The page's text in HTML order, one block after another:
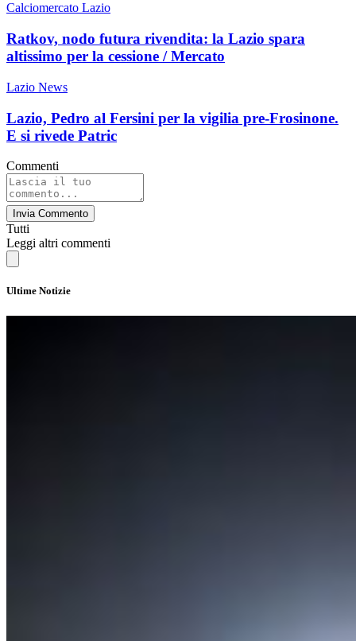
Calciomercato Lazio
Ratkov, nodo futura rivendita: la Lazio spara
altissimo per la cessione / Mercato
Lazio News
Lazio, Pedro al Fersini per la vigilia pre-Frosinone.
E si rivede Patric
Commenti
Invia Commento
Tutti
Leggi altri commenti
Ultime Notizie